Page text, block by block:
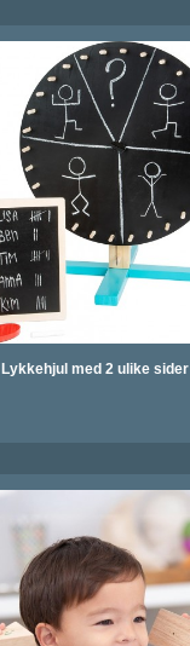
Lykkehjul med 2 ulike sider